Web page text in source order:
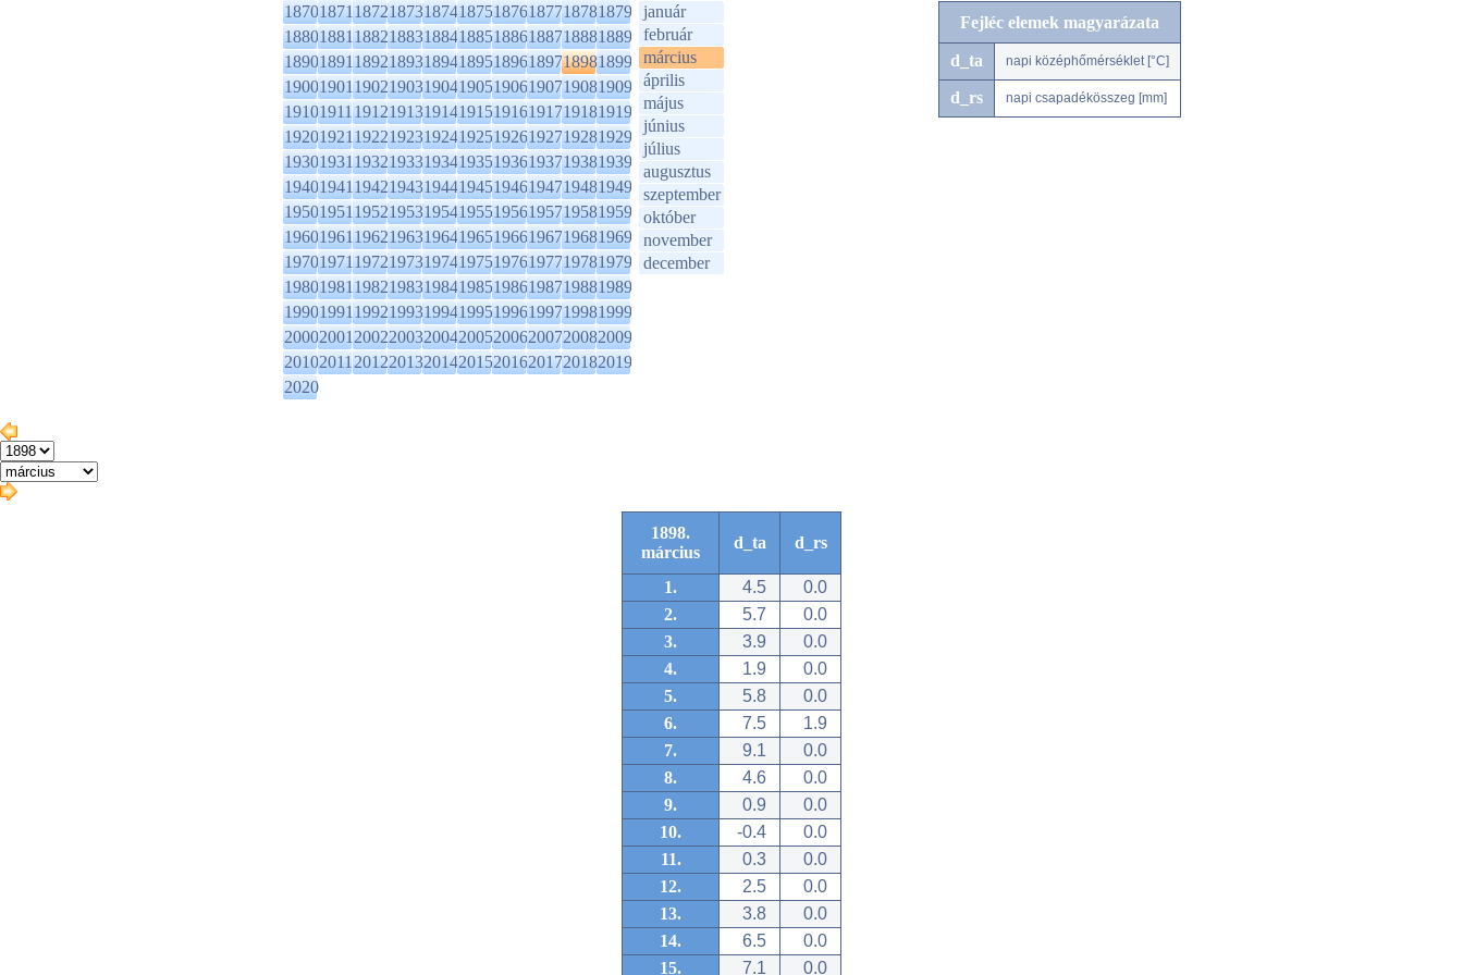
1870187118721873187418751876187718781879
1880188118821883188418851886188718881889
1890189118921893189418951896189718981899
1900190119021903190419051906190719081909
1910191119121913191419151916191719181919
1920192119221923192419251926192719281929
1930193119321933193419351936193719381939
1940194119421943194419451946194719481949
1950195119521953195419551956195719581959
1960196119621963196419651966196719681969
1970197119721973197419751976197719781979
1980198119821983198419851986198719881989
1990199119921993199419951996199719981999
2000200120022003200420052006200720082009
2010201120122013201420152016201720182019
2020
január
február
március
április
május
június
július
augusztus
szeptember
október
november
december
Fejléc elemek magyarázata
d_ta napi középhőmérséklet [°C]
d_rs napi csapadékösszeg [mm]
1898.
március
d_ta d_rs
1. 4.5
0.0
2.
5.7
0.0
3.
3.9
0.0
4.
1.9
0.0
5.
5.8
0.0
6.
7.5
1.9
7.
9.1
0.0
8.
4.6
0.0
9.
0.9
0.0
10.
-0.4
0.0
11.
0.3
0.0
12.
2.5
0.0
13.
3.8
0.0
14.
6.5
0.0
15.
7.1 0.0